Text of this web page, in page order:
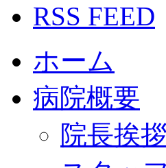
RSS FEED
ホーム
病院概要
院長挨拶